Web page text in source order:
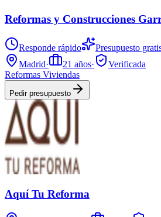
Reformas y Construcciones
Responde rápido
Presupuesto
Madrid· 21 años·
Verificada
Reformas Viviendas
Pedir presupuesto
Aquí Tu Reforma